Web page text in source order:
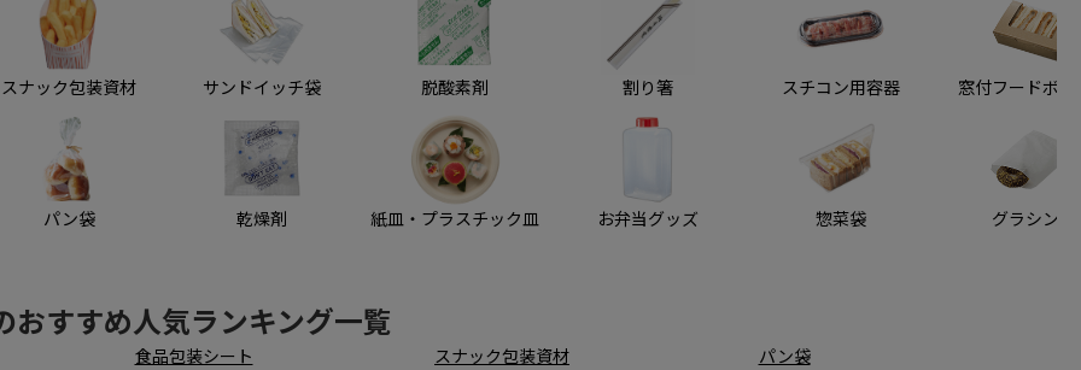
スナック包装資材
パン袋
サンドイッチ袋
乾燥剤
脱酸素剤
紙皿・プラスチック皿
割り箸
お弁当グッズ
スチコン用容器
惣菜袋
窓付フードボッ
グラシン袋
おすすめ人気ランキング一覧
食品包装シート スナック包装資材
パン袋